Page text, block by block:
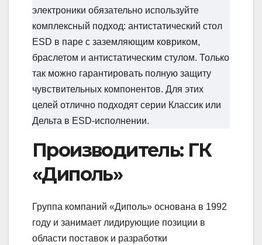
электроники обязательно используйте
комплексный подход: антистатический стол
ESD в паре с заземляющим ковриком,
браслетом и антистатическим стулом. Только
так можно гарантировать полную защиту
чувствительных компонентов. Для этих
целей отлично подходят серии Классик или
Дельта в ESD-исполнении.
Производитель: ГК
«Диполь»
Группа компаний «Диполь» основана в 1992
году и занимает лидирующие позиции в
области поставок и разработки